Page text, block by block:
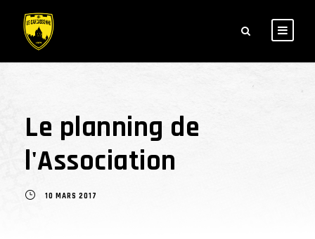
Le planning de
l'Association
10 MARS 2017